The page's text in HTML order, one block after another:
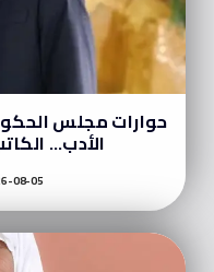
حوارات مجلس
الأدب…
08-05